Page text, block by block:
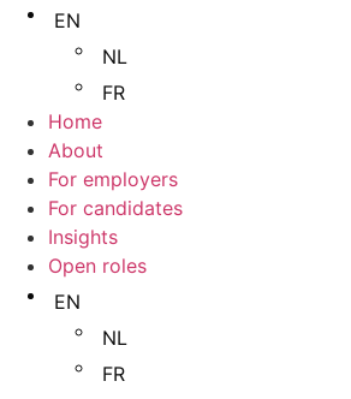
EN
NL
FR
Home
About
For employers
For candidates
Insights
Open roles
EN
NL
FR